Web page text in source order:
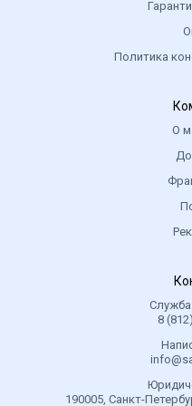
Для зрелой кожи 35+
Возможна
отдельных компонентов в
Оказывает
вредного воздействия
Компоненты зёрен
тонизирующее,
Политика
О
8
190005, Санкт-